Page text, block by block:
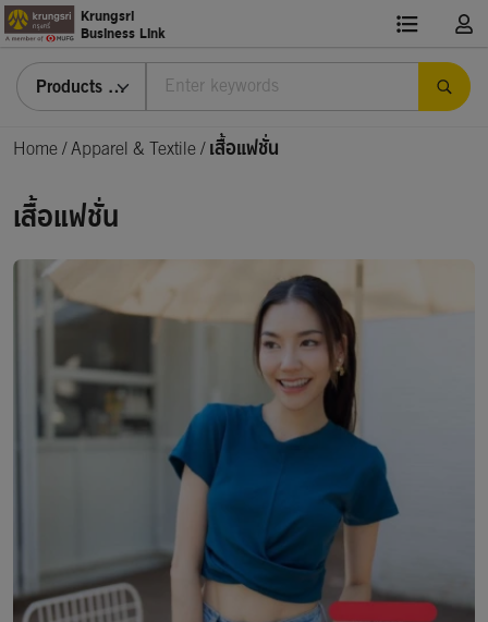
Krungsri
Business Link
Products & Services
Home/Apparel & Textile /เสื้อแฟชั่น
เสื้อแฟชั่น